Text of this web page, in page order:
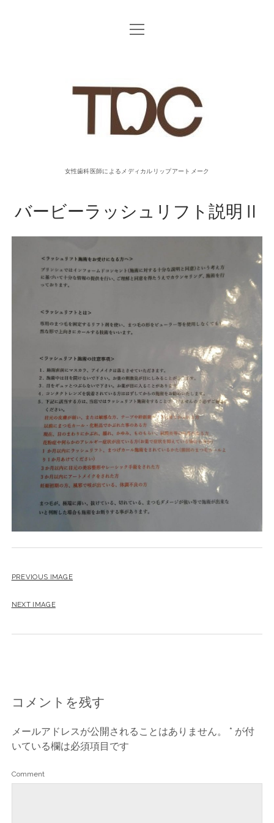
o
p
u
D
リ
ッ
ア
ー
ト
メ
ー
ク
女性歯科医師によるメディカルリップアートメーク
バービーラッシュリフト説明Ⅱ
PREVIOUS IMAGE
NEXT IMAGE
コメントを残す
メールアドレスが公開されることはありません。 * が付
いている欄は必須項目です
Comment